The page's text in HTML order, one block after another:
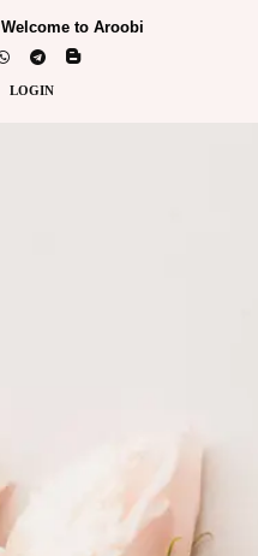
Welcome to Aroobi
LOGIN